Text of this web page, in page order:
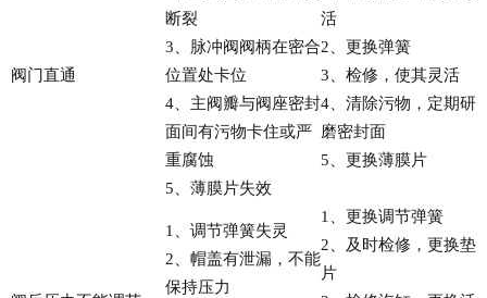
阀门直通
断裂
3、脉冲阀阀柄在密合
位置处卡位
4、主阀瓣与阀座密封
面间有污物卡住或严
重腐蚀
5、薄膜片失效
活
2、更换弹簧
3、检修，使其灵活
4、清除污物，定期研
磨密封面
5、更换薄膜片
1、调节弹簧失灵
2、帽盖有泄漏，不能
保持压力
1、更换调节弹簧
2、及时检修，更换垫
片